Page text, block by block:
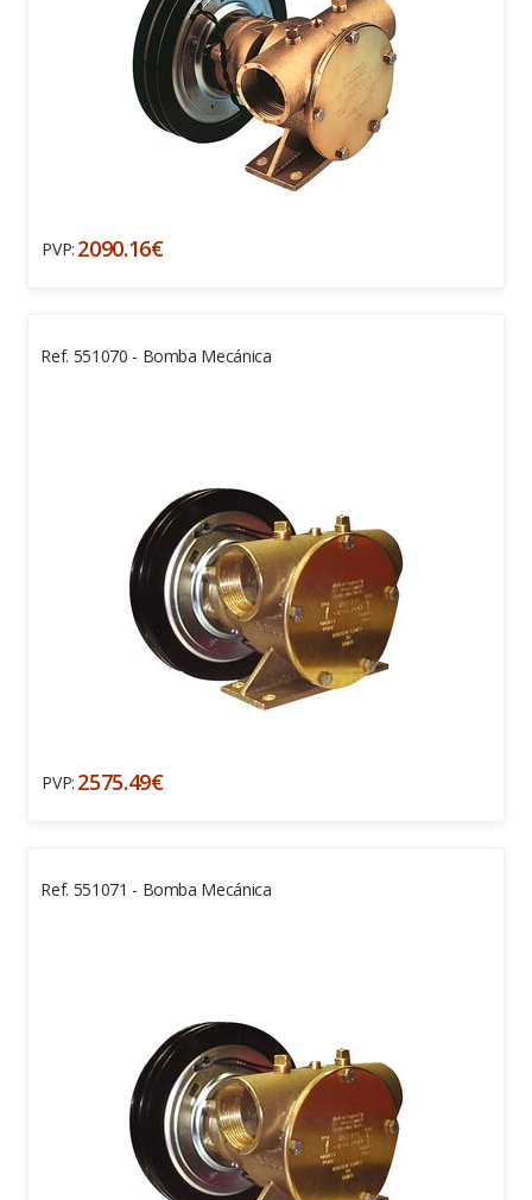
PVP: 2090.16€
Ref. 551070 - Bomba Mecánica
PVP: 2575.49€
Ref. 551071 - Bomba Mecánica